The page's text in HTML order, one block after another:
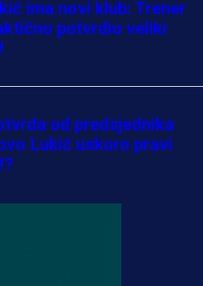
ima novi klub: Trener
potvrdio veliki
od predsjednika
Lukić uskoro pravi